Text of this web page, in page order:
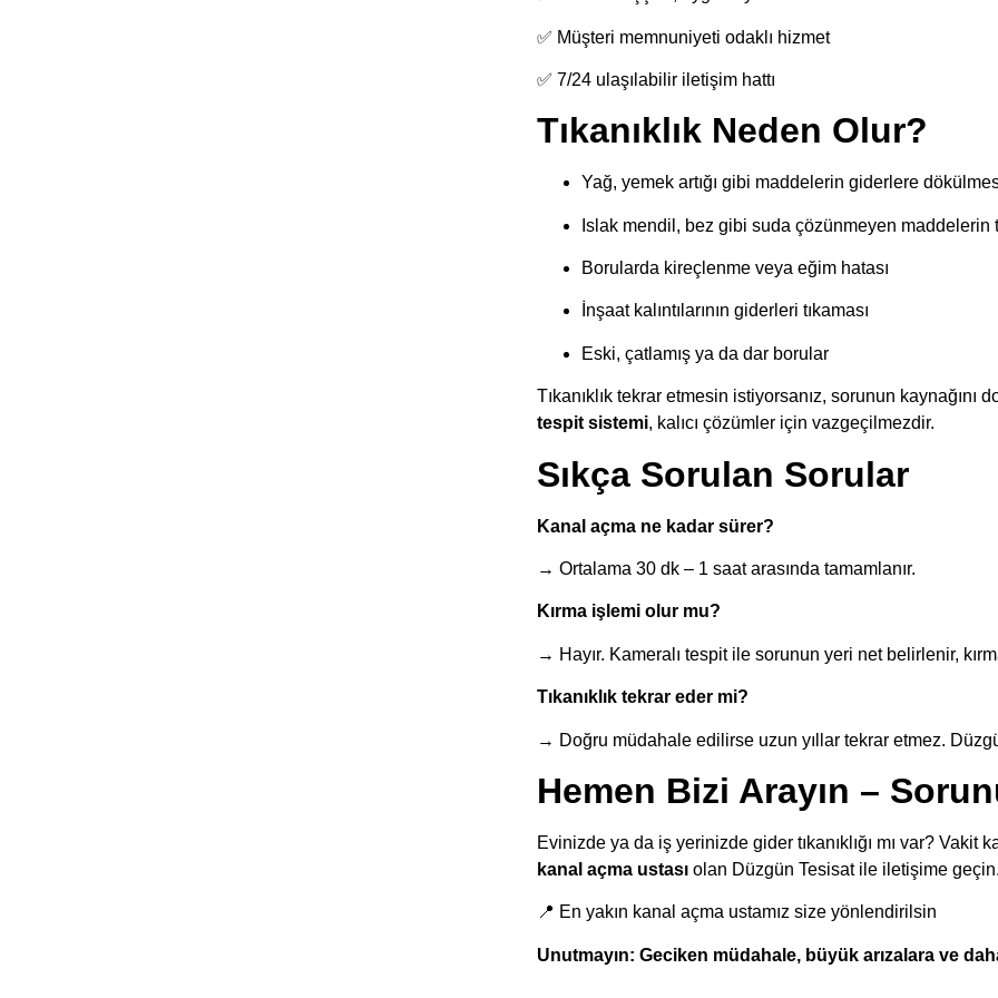
✅ Müşteri memnuniyeti odaklı hizmet
✅ 7/24 ulaşılabilir iletişim hattı
Tıkanıklık Neden Olur?
Yağ, yemek artığı gibi maddelerin giderlere
Islak mendil, bez gibi suda çözünmeyen maddelerin
Borularda kireçlenme veya eğim hatası
İnşaat kalıntılarının giderleri tıkaması
Eski, çatlamış ya da dar borular
Tıkanıklık tekrar etmesin istiyorsanız, sorunun
tespit sistemi, kalıcı çözümler için vazgeçilmezdir.
Sıkça Sorulan Sorular
Kanal açma ne kadar sürer?
→ Ortalama 30 dk – 1 saat arasında tamamlanır.
Kırma işlemi olur mu?
→ Hayır. Kameralı tespit ile sorunun yeri net belirlenir,
Tıkanıklık tekrar eder mi?
→ Doğru müdahale edilirse uzun yıllar tekrar etmez.
Hemen Bizi Arayın –
Evinizde ya da iş yerinizde gider tıkanıklığı mı var? Vakit
kanal açma ustasıolan Düzgün Tesisat ile iletişime
📍 En yakın kanal açma ustamız size yönlendirilsin
Unutmayın: Geciken müdahale, büyük arızalara ve